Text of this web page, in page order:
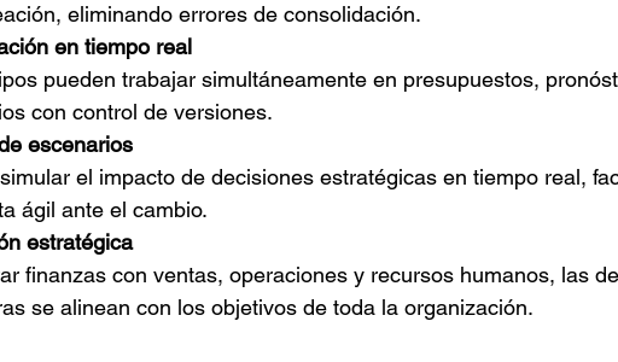
eliminando errores de consolidación.
en tiempo real
pueden trabajar simultáneamente en presupuestos,
con control de versiones.
escenarios
el impacto de decisiones estratégicas en tiempo real,
ágil ante el cambio.
estratégica
finanzas con ventas, operaciones y recursos humanos, las
se alinean con los objetivos de toda la organización.